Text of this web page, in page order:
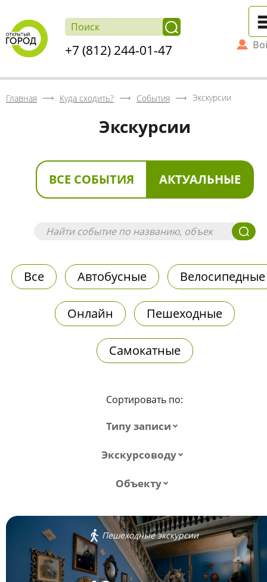
+7 (812) 244-01-47
Главная Куда сходить? События Экскурсии
Экскурсии
ВСЕ СОБЫТИЯ АКТУАЛЬНЫЕ
Все Автобусные Велосипедные
Онлайн Пешеходные
Самокатные
Сортировать по:
Типу записи
Экскурсоводу
Объекту
Пешеходные экскурсии